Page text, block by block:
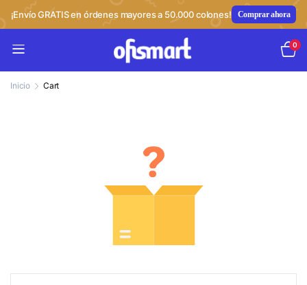
¡Envío GRATIS en órdenes mayores a 50.000 colones! Comprar ahora
0
Inicio Cart